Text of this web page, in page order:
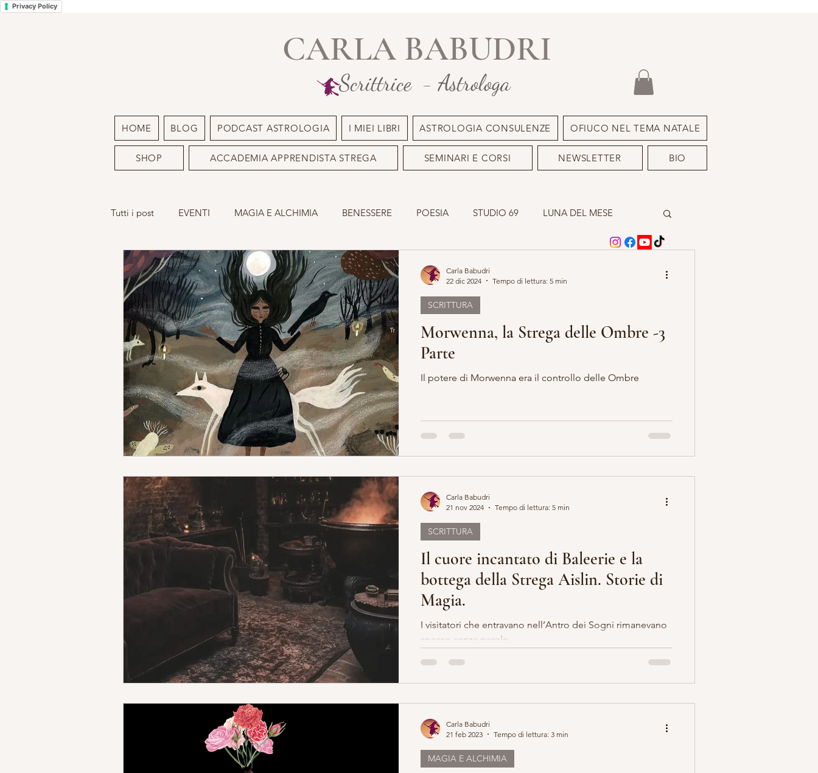
Privacy Policy
CARLA BABUDRI
Scrittrice - Astrologa
HOME BLOG PODCAST ASTROLOGIA I MIEI LIBRI ASTROLOGIA CONSULENZE OFIUCO NEL TEMA NATALE
SHOP ACCADEMIA APPRENDISTA STREGA SEMINARI E CORSI NEWSLETTER BIO
Tutti i post EVENTI MAGIA E ALCHIMIA BENESSERE POESIA STUDIO 69 LUNA DEL MESE
LA MIA ARTE SACRO FEMMINILE OLISTICO SACRO MASCHILE
DEIMON ISPIRATORE MISTERO E ARTE MARIA MADDALENA VITA DA STREGA
ACCADEMIA APPRENDISTA STREGA ESOTERICO LILLYBET BAMBOLINE
SCRITTURA RITUALI
Morwenna, la Strega delle Ombre -3
Parte
Il potere di Morwenna era il controllo delle Ombre
SCRITTURA
Carla Babudri
22 dic 2024
Tempo di lettura: 5 min
Il cuore incantato di Baleerie e la
bottega della Strega Aislin. Storie di
Magia.
I visitatori che entravano nell’Antro dei Sogni rimanevano
spesso senza parole.
SCRITTURA
Carla Babudri
21 nov 2024
Tempo di lettura: 5 min
MAGIA E ALCHIMIA
Carla Babudri
21 feb 2023
Tempo di lettura: 3 min